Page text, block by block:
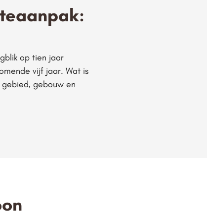
op tien jaar
vijf jaar. Wat is
gebouw en